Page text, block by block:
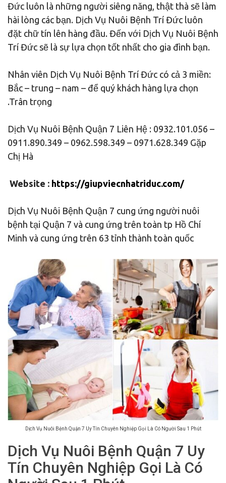
Đức luôn là những người siêng năng, thật thà sẽ làm
hài lòng các bạn. Dịch Vụ Nuôi Bệnh Trí Đức luôn
đặt chữ tín lên hàng đầu. Đến với Dịch Vụ Nuôi Bệnh
Trí Đức sẽ là sự lựa chọn tốt nhất cho gia đình bạn.
Nhân viên Dịch Vụ Nuôi Bệnh Trí Đức có cả 3 miền:
Bắc – trung – nam – để quý khách hàng lựa chọn
.Trân trọng
Dịch Vụ Nuôi Bệnh Quận 7 Liên Hệ : 0932.101.056 –
0911.890.349 – 0962.598.349 – 0971.628.349 Gặp
Chị Hà
Website : https://giupviecnhatriduc.com/
Dịch Vụ Nuôi Bệnh Quận 7 cung ứng người nuôi
bệnh tại Quận 7 và cung ứng trên toàn tp Hồ Chí
Minh và cung ứng trên 63 tỉnh thành toàn quốc
Dịch Vụ Nuôi Bệnh Quận 7 Uy Tín Chuyên Nghiệp Gọi Là Có Người Sau 1 Phút
Dịch Vụ Nuôi Bệnh Quận 7 Uy
Tín Chuyên Nghiệp Gọi Là Có